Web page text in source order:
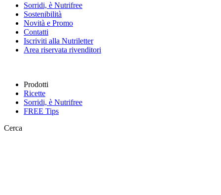
Sorridi, è Nutrifree
Sostenibilità
Novità e Promo
Contatti
Iscriviti alla Nutriletter
Area riservata rivenditori
Prodotti
Ricette
Sorridi, è Nutrifree
FREE Tips
Cerca